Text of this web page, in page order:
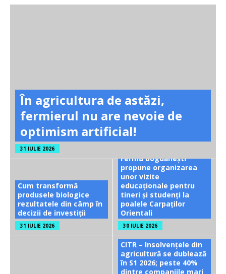
În agricultura de astăzi,
fermierul nu are nevoie de
optimism artificial!
31 IULIE 2026
Cum transformă
produsele biologice
rezultatele din câmp în
decizii de investiții
31 IULIE 2026
Ferma Bogdănești
propune organizarea
unor vizite
educaționale pentru
tineri și studenți la
poalele Carpaților
Orientali
30 IULIE 2026
CITR – Insolvențele din
agricultură se dublează
în S1 2026; peste 40%
dintre companiile mari